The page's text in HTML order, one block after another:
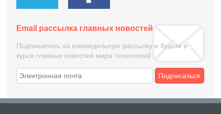
Email рассылка главных новостей
Подпишитесь на еженедельную рассылку и будьте в
курсе главных новостей мира технологий
Подписаться